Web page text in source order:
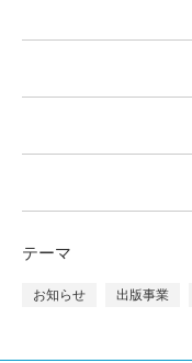
テーマ
お知らせ 出版事業